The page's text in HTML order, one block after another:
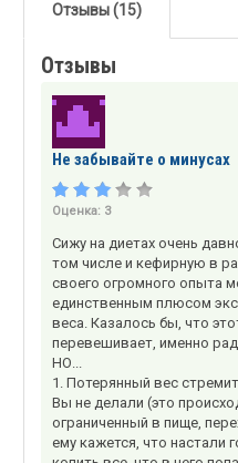
Отзывы (15)
Отзывы
Не забывайте о минусах
Оценка: 3
Сижу на диетах очень
том числе и кефирную в
своего огромного опыта
единственным плюсом
веса. Казалось бы, что
перевешивает, именно
НО...
1. Потерянный вес
Вы не делали (это
ограниченный в пище,
ему кажется, что настали